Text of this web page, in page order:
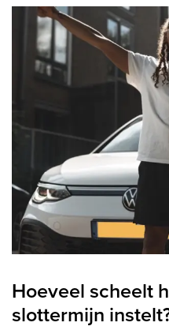
Hoeveel scheelt
slottermijn